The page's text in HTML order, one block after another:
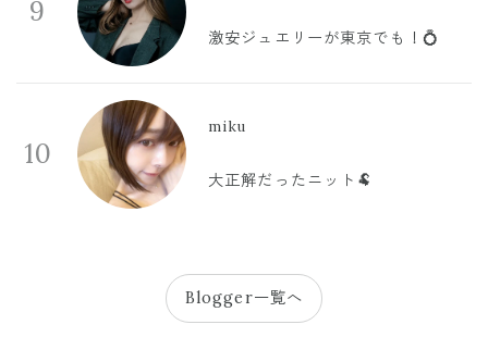
9
激安ジュエリーが東京でも！💍
10
miku
大正解だったニット🐏
Blogger一覧へ